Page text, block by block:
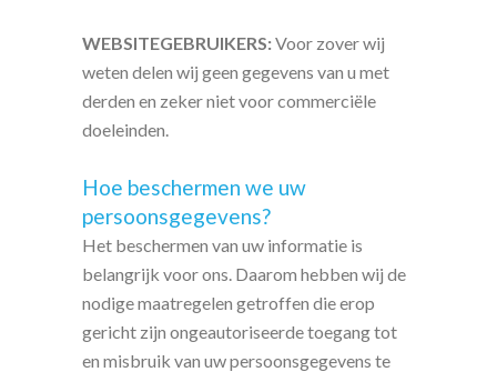
WEBSITEGEBRUIKERS:Voor zover wij
weten delen wij geen gegevens van u met
derden en zeker niet voor commerciële
doeleinden.
Hoe beschermen we uw
persoonsgegevens?
Het beschermen van uw informatie is
belangrijk voor ons. Daarom hebben wij de
nodige maatregelen getroffen die erop
gericht zijn ongeautoriseerde toegang tot
en misbruik van uw persoonsgegevens te